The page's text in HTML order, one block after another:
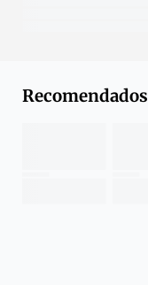
Recomendados